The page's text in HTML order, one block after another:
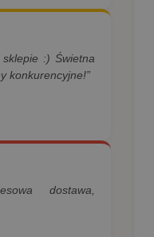
sklepie :) Świetna
konkurencyjne!”
dostawa,